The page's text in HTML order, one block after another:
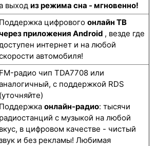
выход из режима сна - мгновенно!
Поддержка цифрового онлайн ТВ
приложения Android , везде где
интернет и на любой
автомобиля!
FM-радио чип TDA7708 или
с поддержкой RDS
(уточняйте)
Поддержка онлайн-радио: тысячи
радиостанций с музыкой на любой
вкус, в цифровом качестве - чистый
и без рекламы! Любимая